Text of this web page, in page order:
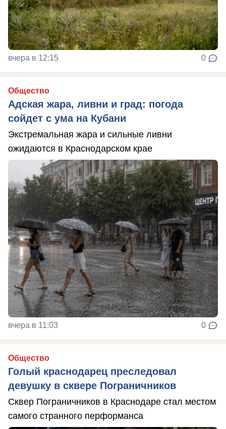
вчера в 12:15 0
Общество
Адская жара, ливни и град: погода
сойдет с ума на Кубани
Экстремальная жара и сильные ливни
ожидаются в Краснодарском крае
вчера в 11:03 0
Общество
Голый краснодарец преследовал
девушку в сквере Пограничников
Сквер Пограничников в Краснодаре стал местом
самого странного перформанса